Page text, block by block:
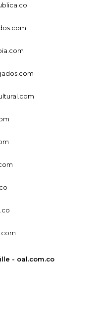
- oal.com.co